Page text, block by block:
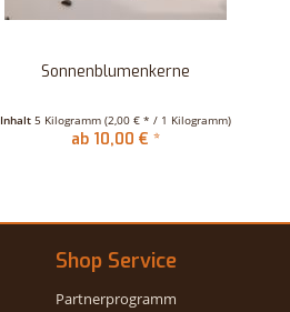
Sonnenblumenkerne
Inhalt 5 Kilogramm (2,00 € * / 1 Kilogramm)
ab 10,00 € *
Shop Service
Partnerprogramm